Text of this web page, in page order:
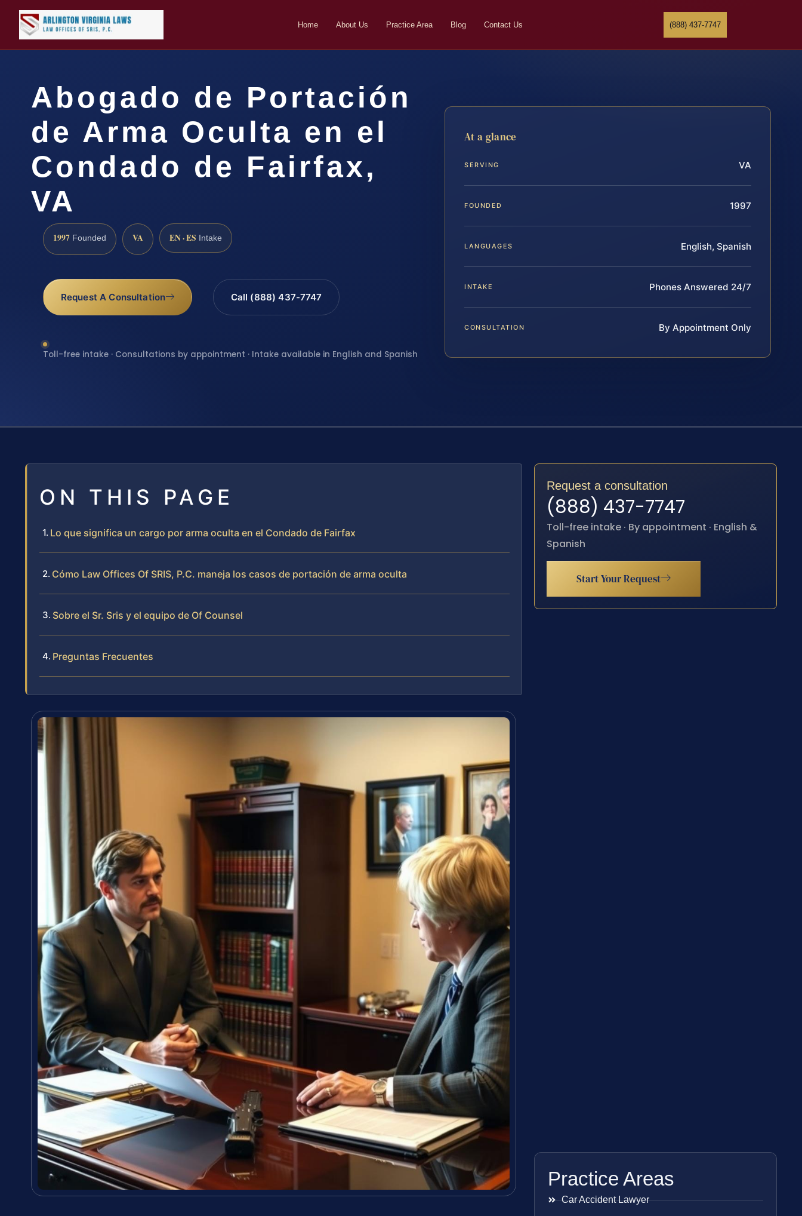
Home About Us Practice Area Blog Contact Us (888) 437-7747
Abogado de Portación
de Arma Oculta en el
Condado de Fairfax,
VA
1997 Founded VA EN · ES Intake
Request A Consultation Call (888) 437-7747
Toll-free intake · Consultations by appointment · Intake available in English and Spanish
At a glance
SERVING VA
FOUNDED 1997
LANGUAGES English, Spanish
INTAKE Phones Answered 24/7
CONSULTATION By Appointment Only
ON THIS PAGE
Lo que significa un cargo por arma oculta en el Condado de Fairfax
Cómo Law Offices Of SRIS, P.C. maneja los casos de portación de arma oculta
Sobre el Sr. Sris y el equipo de Of Counsel
Preguntas Frecuentes
Request a consultation
(888) 437-7747
Toll-free intake · By appointment · English &
Spanish
Start Your Request
Practice Areas
Car Accident Lawyer